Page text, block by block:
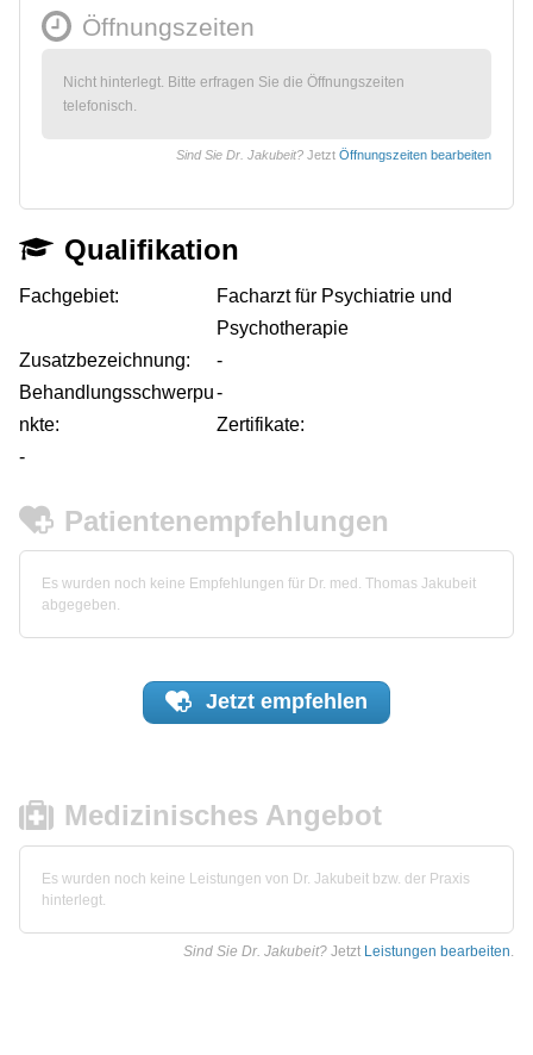
Öffnungszeiten
Nicht hinterlegt. Bitte erfragen Sie die Öffnungszeiten
telefonisch.
Sind Sie Dr. Jakubeit? Jetzt Öffnungszeiten bearbeiten
Qualifikation
Fachgebiet:
Facharzt für Psychiatrie und
Psychotherapie
Zusatzbezeichnung:
-
Behandlungsschwerpu
nkte:
-
Zertifikate:
-
Patientenempfehlungen
Es wurden noch keine Empfehlungen für Dr. med. Thomas Jakubeit
abgegeben.
Jetzt empfehlen
Medizinisches Angebot
Es wurden noch keine Leistungen von Dr. Jakubeit bzw. der Praxis
hinterlegt.
Sind Sie Dr. Jakubeit? Jetzt Leistungen bearbeiten.